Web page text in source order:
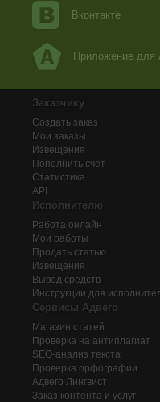
Вконтакте
Приложение для
Заказчику
Создать заказ
Мои заказы
Извещения
Пополнить счёт
Статистика
API
Исполнителю
Работа онлайн
Мои работы
Продать статью
Извещения
Вывод средств
Инструкции для
Сервисы Адвего
Магазин статей
Проверка на антиплагиат
SEO-анализ текста
Проверка орфографии
Адвего Лингвист
Заказ контента и услуг